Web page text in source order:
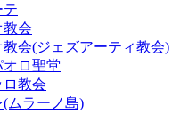
テ
会
会(ジェズアーティ教会)
ロ聖堂
教会
ムラーノ島)